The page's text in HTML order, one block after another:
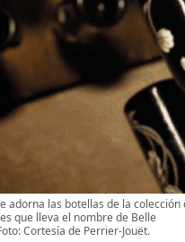
adorna las botellas de la colección
que lleva el nombre de Belle
Cortesía de Perrier-Jouët.